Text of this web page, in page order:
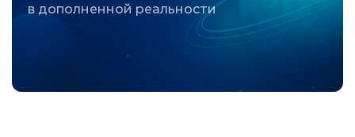
в дополненной реальности